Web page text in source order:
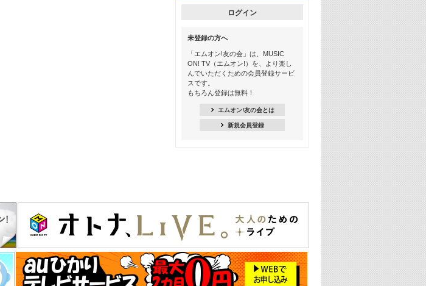
15:30
この夏聴きたい! サマーソングメドレ
ー【歌詞入り】 #4
16:30
あのころK-POPヒッツ! 2021年
22:00
大人のための名曲セレクション ～バン
ド編～【歌詞入り】
22:30
今推したい! エムオン!おすすめミュー
ジックビデオ特集＜#28＞
ログイン
未登録の方へ
「エムオン!友の会」は、MUSIC
ON! TV（エムオン!）を、より楽し
んでいただくための会員登録サービ
スです。
もちろん登録は無料！
エムオン!友の会とは
新規会員登録